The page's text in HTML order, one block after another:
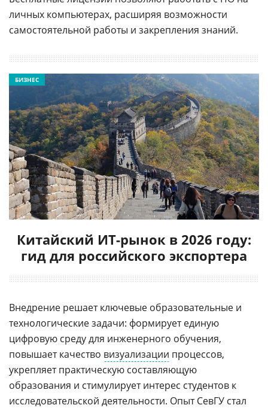
личных компьютерах, расширяя возможности
самостоятельной работы и закрепления знаний.
Китайский ИТ-рынок в 2026 году:
гид для российского экспортера
БИЗНЕС
Внедрение решает ключевые образовательные и
технологические задачи: формирует единую
цифровую среду для инженерного обучения,
повышает качество визуализации процессов,
укрепляет практическую составляющую
образования и стимулирует интерес студентов к
исследовательской деятельности. Опыт СевГУ стал